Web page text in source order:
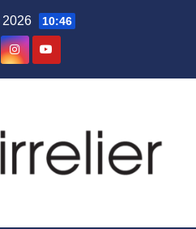
2026 10:46